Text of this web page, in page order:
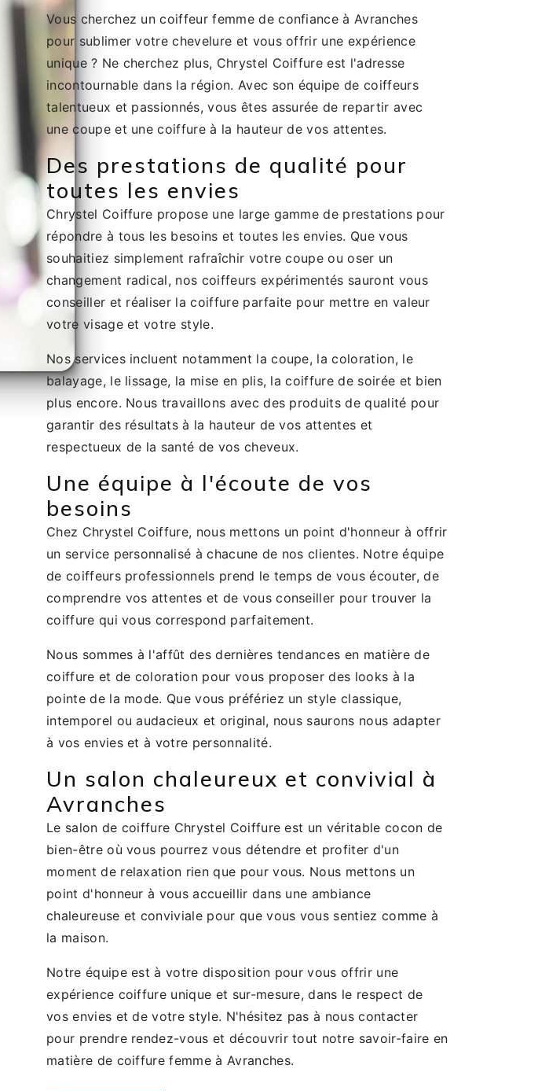
Vous cherchez un coiffeur femme de confiance à Avranches
pour sublimer votre chevelure et vous offrir une expérience
unique ? Ne cherchez plus, Chrystel Coiffure est l'adresse
incontournable dans la région. Avec son équipe de coiffeurs
talentueux et passionnés, vous êtes assurée de repartir avec
une coupe et une coiffure à la hauteur de vos attentes.
Des prestations de qualité pour
toutes les envies
Chrystel Coiffure propose une large gamme de prestations pour
répondre à tous les besoins et toutes les envies. Que vous
souhaitiez simplement rafraîchir votre coupe ou oser un
changement radical, nos coiffeurs expérimentés sauront vous
conseiller et réaliser la coiffure parfaite pour mettre en valeur
votre visage et votre style.
Nos services incluent notamment la coupe, la coloration, le
balayage, le lissage, la mise en plis, la coiffure de soirée et bien
plus encore. Nous travaillons avec des produits de qualité pour
garantir des résultats à la hauteur de vos attentes et
respectueux de la santé de vos cheveux.
Une équipe à l'écoute de vos
besoins
Chez Chrystel Coiffure, nous mettons un point d'honneur à offrir
un service personnalisé à chacune de nos clientes. Notre équipe
de coiffeurs professionnels prend le temps de vous écouter, de
comprendre vos attentes et de vous conseiller pour trouver la
coiffure qui vous correspond parfaitement.
Nous sommes à l'affût des dernières tendances en matière de
coiffure et de coloration pour vous proposer des looks à la
pointe de la mode. Que vous préfériez un style classique,
intemporel ou audacieux et original, nous saurons nous adapter
à vos envies et à votre personnalité.
Un salon chaleureux et convivial à
Avranches
Le salon de coiffure Chrystel Coiffure est un véritable cocon de
bien-être où vous pourrez vous détendre et profiter d'un
moment de relaxation rien que pour vous. Nous mettons un
point d'honneur à vous accueillir dans une ambiance
chaleureuse et conviviale pour que vous vous sentiez comme à
la maison.
Notre équipe est à votre disposition pour vous offrir une
expérience coiffure unique et sur-mesure, dans le respect de
vos envies et de votre style. N'hésitez pas à nous contacter
pour prendre rendez-vous et découvrir tout notre savoir-faire en
matière de coiffure femme à Avranches.